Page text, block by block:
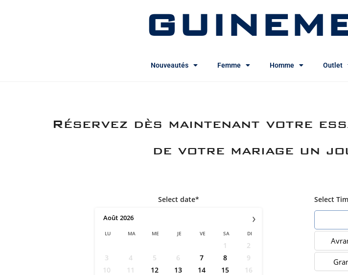
Nouveautés Femme Homme Outlet
Réservez dès maintenant votre
de votre mariage un
Select date*
›
Août 2026
LU MA ME JE VE SA DI
1
2
3
4 5 6 7 8
9
10
11 12 13 14 15
16
Select